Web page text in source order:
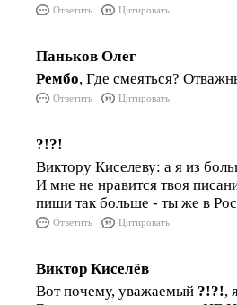
Ответить Цитировать
Паньков Олег
Рембо, Где смеяться?
Ответить Цитировать
?!?!
Виктору Киселеву: а я из
И мне не нравится твоя
пиши так больше - ты же в
Ответить Цитировать
Виктор Киселёв
Вот почему, уважаемый ?!?!,